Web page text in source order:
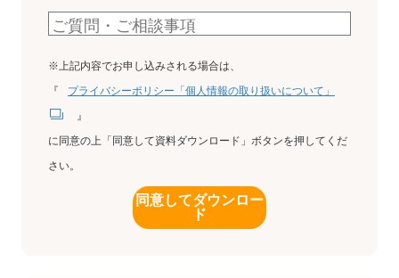
※上記内容でお申し込みされる場合は、
『
プライバシーポリシー「個人情報の取り扱いについて」
』
に同意の上「同意して資料ダウンロード」ボタンを押してくだ
さい。
同意してダウンロー
ド